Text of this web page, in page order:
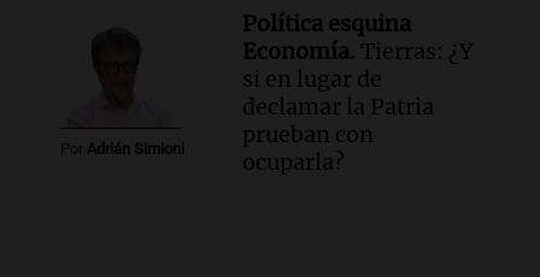
Por Adrián Simioni
Política esquina
Economía. Tierras: ¿Y
si en lugar de
declamar la Patria
prueban con
ocuparla?